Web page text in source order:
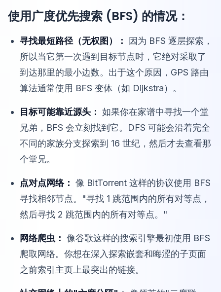
使用广度优先搜索 (BFS) 的情况：
寻找最短路径（无权图）：
因为 BFS 逐层探索，
所以当它第一次遇到目标节点时，它绝对采取了
到达那里的最小边数。出于这个原因，GPS 路由
算法通常使用 BFS 变体（如 Dijkstra）。
目标可能靠近源头： 如果你在家谱中寻找一个堂
兄弟，BFS 会立刻找到它。DFS 可能会沿着完全
不同的家族分支探索到 16 世纪，然后才去查看那
个堂兄。
点对点网络： 像 BitTorrent 这样的协议使用 BFS
寻找相邻节点。"寻找 1 跳范围内的所有对等点，
然后寻找 2 跳范围内的所有对等点。"
网络爬虫： 像谷歌这样的搜索引擎最初使用 BFS
爬取网络。你想在深入探索嵌套和晦涩的子页面
之前索引主页上最突出的链接。